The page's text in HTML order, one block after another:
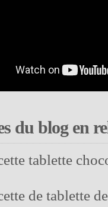
du blog en
tablette
de tablette